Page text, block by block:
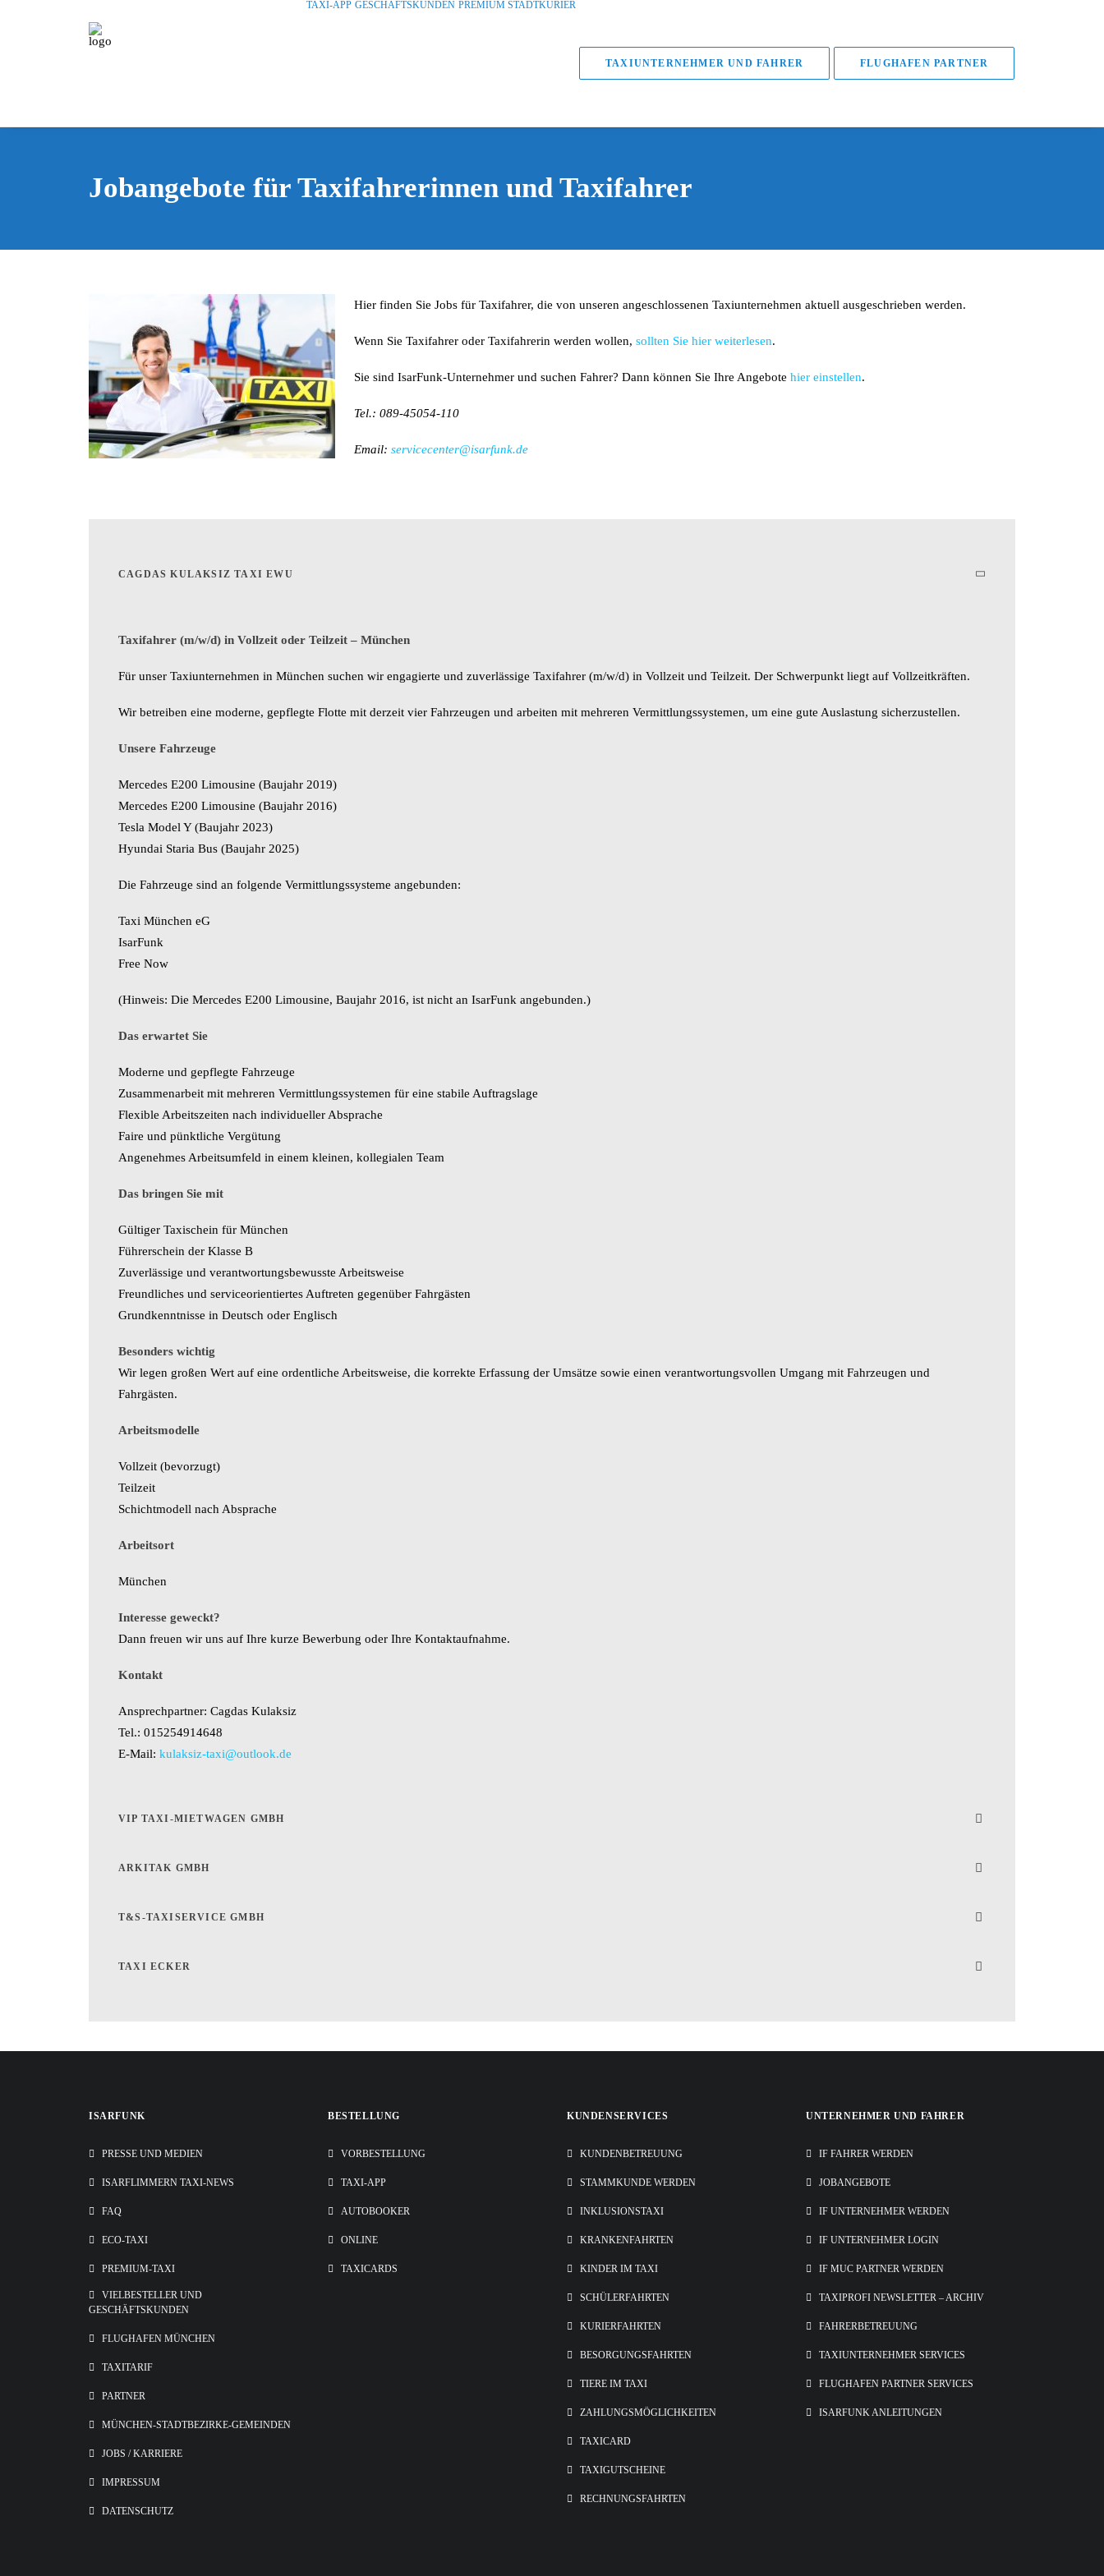
TAXI-APP GESCHÄFTSKUNDEN PREMIUM STADTKURIER
TAXIUNTERNEHMER UND FAHRER FLUGHAFEN PARTNER
Jobangebote für Taxifahrerinnen und Taxifahrer
Hier finden Sie Jobs für Taxifahrer, die von unseren angeschlossenen Taxiunternehmen aktuell ausgeschrieben werden.
Wenn Sie Taxifahrer oder Taxifahrerin werden wollen, sollten Sie hier weiterlesen.
Sie sind IsarFunk-Unternehmer und suchen Fahrer? Dann können Sie Ihre Angebote hier einstellen.
Tel.: 089-45054-110
Email: servicecenter@isarfunk.de
CAGDAS KULAKSIZ TAXI EWU
Taxifahrer (m/w/d) in Vollzeit oder Teilzeit – München
Für unser Taxiunternehmen in München suchen wir engagierte und zuverlässige Taxifahrer (m/w/d) in Vollzeit und Teilzeit. Der Schwerpunkt liegt auf Vollzeitkräften.
Wir betreiben eine moderne, gepflegte Flotte mit derzeit vier Fahrzeugen und arbeiten mit mehreren Vermittlungssystemen, um eine gute Auslastung sicherzustellen.
Unsere Fahrzeuge
Mercedes E200 Limousine (Baujahr 2019)
Mercedes E200 Limousine (Baujahr 2016)
Tesla Model Y (Baujahr 2023)
Hyundai Staria Bus (Baujahr 2025)
Die Fahrzeuge sind an folgende Vermittlungssysteme angebunden:
Taxi München eG
IsarFunk
Free Now
(Hinweis: Die Mercedes E200 Limousine, Baujahr 2016, ist nicht an IsarFunk angebunden.)
Das erwartet Sie
Moderne und gepflegte Fahrzeuge
Zusammenarbeit mit mehreren Vermittlungssystemen für eine stabile Auftragslage
Flexible Arbeitszeiten nach individueller Absprache
Faire und pünktliche Vergütung
Angenehmes Arbeitsumfeld in einem kleinen, kollegialen Team
Das bringen Sie mit
Gültiger Taxischein für München
Führerschein der Klasse B
Zuverlässige und verantwortungsbewusste Arbeitsweise
Freundliches und serviceorientiertes Auftreten gegenüber Fahrgästen
Grundkenntnisse in Deutsch oder Englisch
Besonders wichtig
Wir legen großen Wert auf eine ordentliche Arbeitsweise, die korrekte Erfassung der Umsätze sowie einen verantwortungsvollen Umgang mit Fahrzeugen und
Fahrgästen.
Arbeitsmodelle
Vollzeit (bevorzugt)
Teilzeit
Schichtmodell nach Absprache
Arbeitsort
München
Interesse geweckt?
Dann freuen wir uns auf Ihre kurze Bewerbung oder Ihre Kontaktaufnahme.
Kontakt
Ansprechpartner: Cagdas Kulaksiz
Tel.: 015254914648
E-Mail: kulaksiz-taxi@outlook.de
VIP TAXI-MIETWAGEN GMBH
ARKITAK GMBH
T&S-TAXISERVICE GMBH
TAXI ECKER
ISARFUNK
PRESSE UND MEDIEN
ISARFLIMMERN TAXI-NEWS
FAQ
ECO-TAXI
PREMIUM-TAXI
VIELBESTELLER UND
GESCHÄFTSKUNDEN
FLUGHAFEN MÜNCHEN
TAXITARIF
PARTNER
MÜNCHEN-STADTBEZIRKE-GEMEINDEN
JOBS / KARRIERE
IMPRESSUM
DATENSCHUTZ
BESTELLUNG
VORBESTELLUNG
TAXI-APP
AUTOBOOKER
ONLINE
TAXICARDS
KUNDENSERVICES
KUNDENBETREUUNG
STAMMKUNDE WERDEN
INKLUSIONSTAXI
KRANKENFAHRTEN
KINDER IM TAXI
SCHÜLERFAHRTEN
KURIERFAHRTEN
BESORGUNGSFAHRTEN
TIERE IM TAXI
ZAHLUNGSMÖGLICHKEITEN
TAXICARD
TAXIGUTSCHEINE
RECHNUNGSFAHRTEN
UNTERNEHMER UND FAHRER
IF FAHRER WERDEN
JOBANGEBOTE
IF UNTERNEHMER WERDEN
IF UNTERNEHMER LOGIN
IF MUC PARTNER WERDEN
TAXIPROFI NEWSLETTER – ARCHIV
FAHRERBETREUUNG
TAXIUNTERNEHMER SERVICES
FLUGHAFEN PARTNER SERVICES
ISARFUNK ANLEITUNGEN